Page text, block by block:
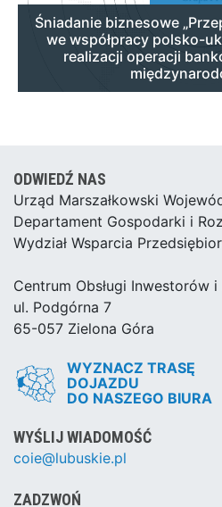
Śniadanie biznesowe
we współpracy polsko-
realizacji operacji
ODWIEDŹ NAS
Urząd Marszałkowski
Departament Gospodarki i
Wydział Wsparcia
Centrum Obsługi Inwestorów
ul. Podgórna 7
65-057 Zielona Góra
WYZNACZ TRASĘ
DOJAZDU
DO NASZEGO BIURA
WYŚLIJ WIADOMOŚĆ
coie@lubuskie.pl
ZADZWOŃ